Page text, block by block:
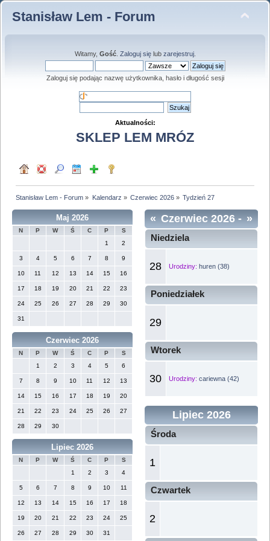
Stanisław Lem - Forum
Witamy, Gość. Zaloguj sięlub zarejestruj.
Zaloguj się podając nazwę użytkownika, hasło i długość sesji
Aktualności:
SKLEP LEM MRÓZ
Stanisław Lem - Forum » Kalendarz » Czerwiec 2026» Tydzień 27
Maj 2026
N P W Ś C P
S
1
2
3 4 5 6 7 8 9
10 11 12 13 14 15 16
17 18 19 20 21 22 23
24 25 26 27 28 29 30
31
Czerwiec 2026
N P W Ś C P
S
1
2 3 4 5 6
7 8 9 10 11 12 13
14 15 16 17 18 19 20
21 22 23 24 25 26 27
28 29 30
Lipiec 2026
N P W Ś C P
S
1
2 3 4
5 6 7 8 9 10 11
12 13 14 15 16 17 18
19 20 21 22 23 24 25
26 27 28 29 30 31
« »
Czerwiec 2026-
Tydzień 27
Niedziela
28 Urodziny: huren (38)
Poniedziałek
29
Wtorek
30 Urodziny: cariewna (42)
Lipiec 2026
Środa
1
Czwartek
2